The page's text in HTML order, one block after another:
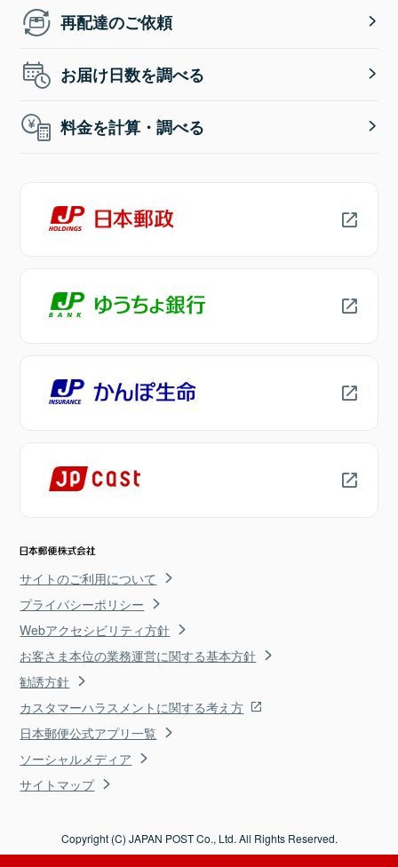
再配達のご依頼
お届け日数を調べる
料金を計算・調べる
サイトのご利用について
プライバシーポリシー
Webアクセシビリティ方針
お客さま本位の業務運営に関する基本方針
勧誘方針
カスタマーハラスメントに関する考え方
日本郵便公式アプリ一覧
ソーシャルメディア
サイトマップ
Copyright (C) JAPAN POST Co., Ltd. All Rights Reserved.